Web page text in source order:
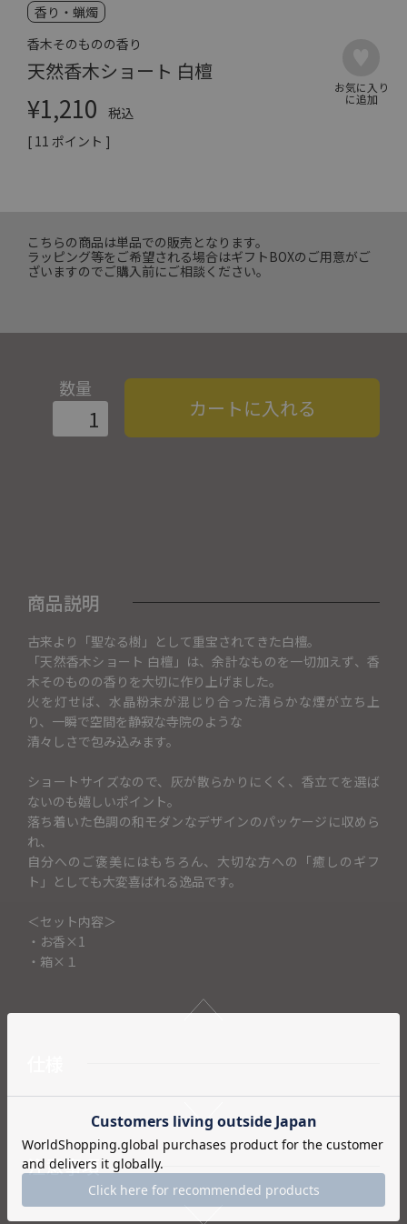
香り・蝋燭
香木そのものの香り
天然香木ショート 白檀
¥1,210
税込
[ 11 ポイント ]
こちらの商品は単品での販売となります。
ラッピング等をご希望される場合はギフトBOXのご用意がご
ざいますのでご購入前にご相談ください。
数量
カートに入れる
商品説明
古来より「聖なる樹」として重宝されてきた白檀。
「天然香木ショート 白檀」は、余計なものを一切加えず、香
木そのものの香りを大切に作り上げました。
火を灯せば、水晶粉末が混じり合った清らかな煙が立ち上
り、一瞬で空間を静寂な寺院のような
清々しさで包み込みます。
ショートサイズなので、灰が散らかりにくく、香立てを選ば
ないのも嬉しいポイント。
落ち着いた色調の和モダンなデザインのパッケージに収めら
れ、
自分へのご褒美にはもちろん、大切な方への「癒しのギフ
ト」としても大変喜ばれる逸品です。
＜セット内容＞
・お香×1
・箱×１
注意事項